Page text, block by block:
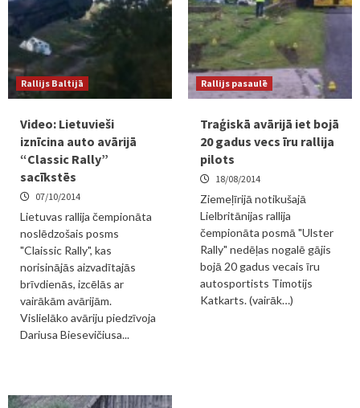
Rallijs Baltijā
Video: Lietuvieši
iznīcina auto avārijā
“Classic Rally”
sacīkstēs
07/10/2014
Lietuvas rallija čempionāta
noslēdzošais posms
"Claissic Rally", kas
norisinājās aizvadītajās
brīvdienās, izcēlās ar
vairākām avārijām.
Vislielāko avāriju piedzīvoja
Dariusa Biesevičiusa...
Rallijs pasaulē
Traģiskā avārijā iet bojā
20 gadus vecs īru rallija
pilots
18/08/2014
Ziemeļīrijā notikušajā
Lielbritānijas rallija
čempionāta posmā "Ulster
Rally" nedēļas nogalē gājis
bojā 20 gadus vecais īru
autosportists Timotijs
Katkarts. (vairāk…)